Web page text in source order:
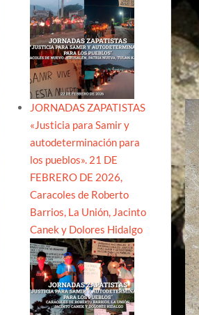
JORNADAS ZAPATISTAS
«Justicia para Samir y
autodeterminación para
los pueblos». 21 DE
FEBRERO DE 2026,
Caracoles de Roberto
Barrios, La Unión, Jacinto
Canek y Dolores Hidalgo